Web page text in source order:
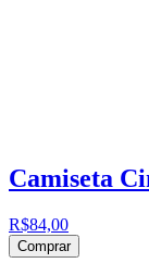
Camiseta
R$84,00
Comprar